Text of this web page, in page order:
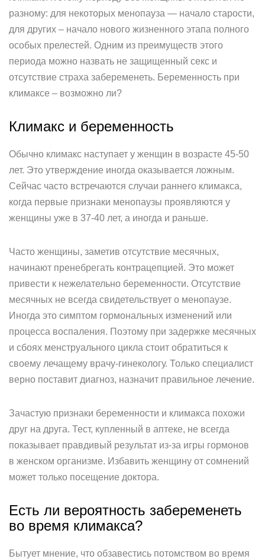
разному: для некоторых менопауза — начало старости,
для других – начало нового жизненного этапа полного
особых прелестей. Одним из преимуществ этого
периода можно назвать не защищенный секс и
отсутствие страха забеременеть. Беременность при
климаксе – возможно ли?
Климакс и беременность
Обычно климакс наступает у женщин в возрасте 45-50
лет. Это утверждение иногда оказывается ложным.
Сейчас часто встречаются случаи раннего климакса,
когда первые признаки менопаузы проявляются у
женщины уже в 37-40 лет, а иногда и раньше.
Часто женщины, заметив отсутствие месячных,
начинают пренебрегать контрацепцией. Это может
привести к нежелательно беременности. Отсутствие
месячных не всегда свидетельствует о менопаузе.
Иногда это симптом гормональных изменений или
процесса воспаления. Поэтому при задержке месячных
и сбоях менструального цикла стоит обратиться к
своему лечащему врачу-гинекологу. Только специалист
верно поставит диагноз, назначит правильное лечение.
Зачастую признаки беременности и климакса похожи
друг на друга. Тест, купленный в аптеке, не всегда
показывает правдивый результат из-за игры гормонов
в женском организме. Избавить женщину от сомнений
может только посещение доктора.
Есть ли вероятность забеременеть
во время климакса?
Бытует мнение, что обзавестись потомством во время